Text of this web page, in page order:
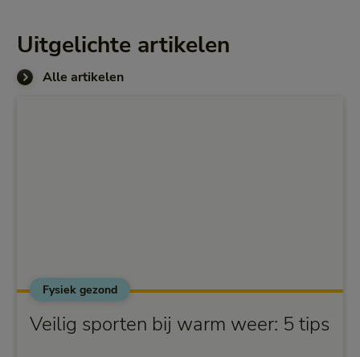
Uitgelichte artikelen
Alle artikelen
Fysiek gezond
Veilig sporten bij warm weer: 5 tips